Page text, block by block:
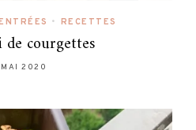
• RECETTES
courgettes
2020